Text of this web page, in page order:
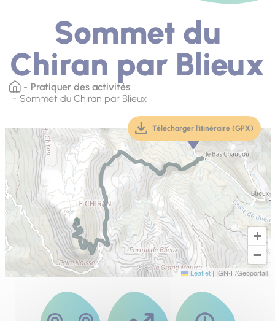
Sommet du
Chiran par Blieux
Pratiquer des activités
Sommet du Chiran par Blieux
+
−
Leaflet | IGN-F/Geoportail
Télécharger l'itinéraire (GPX)
(téléchargement,